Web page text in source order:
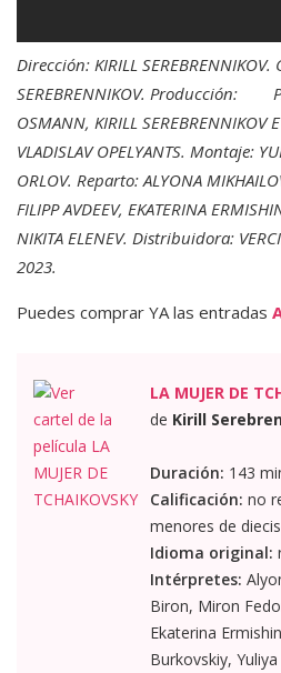
Dirección: KIRILL SEREBRENNIKOV.
SEREBRENNIKOV. Producción:
OSMANN, KIRILL SEREBRENNIKOV
VLADISLAV OPELYANTS. Montaje:
ORLOV. Reparto: ALYONA
FILIPP AVDEEV, EKATERINA
NIKITA ELENEV. Distribuidora:
2023.
Puedes comprar YA las entradas
LA MUJER DE
de Kirill
Duración: 143
Calificación: no
menores de
Idioma original:
Intérpretes:
Biron, Miron
Ekaterina
Burkovskiy,